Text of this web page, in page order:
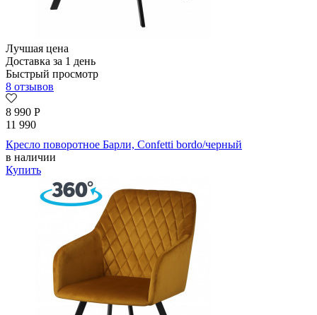
Лучшая цена
Доставка за 1 день
Быстрый просмотр
8 отзывов
8 990 Р
11 990
Кресло поворотное Барли, Confetti bordo/черный
в наличии
Купить